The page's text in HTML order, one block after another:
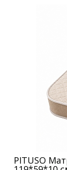
PITUSO